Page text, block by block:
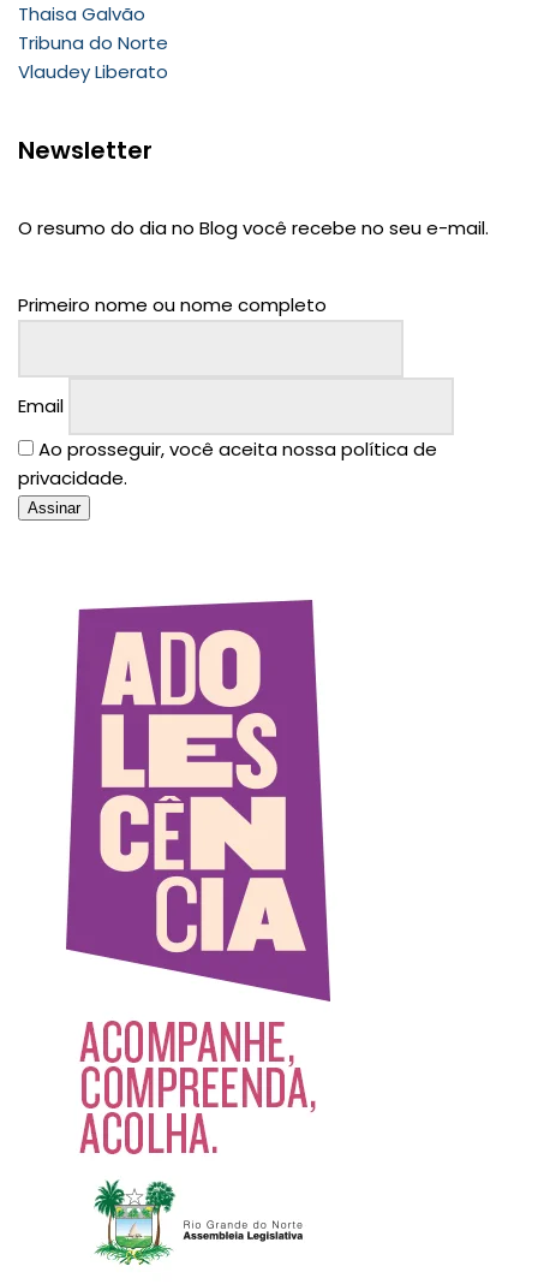
Thaisa Galvão
Tribuna do Norte
Vlaudey Liberato
Newsletter
O resumo do dia no Blog você recebe no seu e-mail.
Primeiro nome ou nome completo
Email
Ao prosseguir, você aceita nossa política de
privacidade.